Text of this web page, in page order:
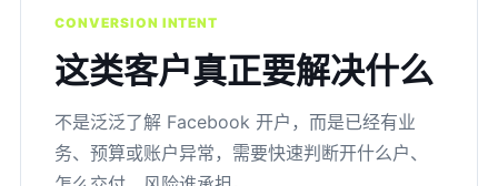
CONVERSION INTENT
这类客户真正要解决什么
不是泛泛了解 Facebook 开户，而是已经有业
务、预算或账户异常，需要快速判断开什么户、